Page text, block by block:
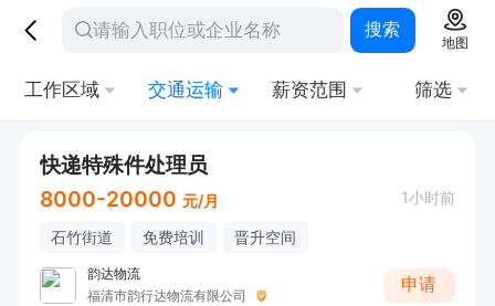
搜索
地图
工作区域 交通运输 薪资范围 筛选
快递特殊件处理员
8000-20000 元/月 1小时前
石竹街道 免费培训 晋升空间
韵达物流
福清市韵行达物流有限公司
申请